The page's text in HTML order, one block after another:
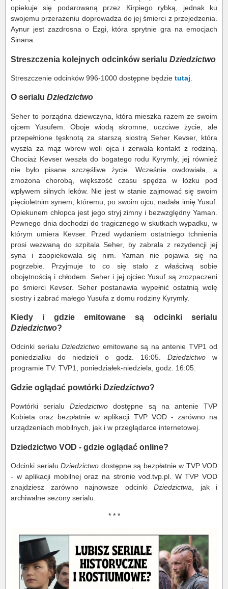
opiekuje się podarowaną przez Kirpiego rybką, jednak ku
swojemu przerażeniu doprowadza do jej śmierci z przejedzenia.
Aynur jest zazdrosna o Ezgi, która sprytnie gra na emocjach
Sinana.
Streszczenia kolejnych odcinków serialu Dziedzictwo
Streszczenie odcinków 996-1000 dostępne będzie tutaj
O serialu Dziedzictwo
Seher to porządna dziewczyna, która mieszka razem ze swoim
ojcem Yusufem. Oboje wiodą skromne, uczciwe życie, ale
przepełnione tęsknotą za starszą siostrą Seher Kevser, która
wyszła za mąż wbrew woli ojca i zerwała kontakt z rodziną.
Chociaż Kevser weszła do bogatego rodu Kyrymly, jej również
nie było pisane szczęśliwe życie. Wcześnie owdowiała, a
zmożona chorobą, większość czasu spędza w łóżku pod
wpływem silnych leków. Nie jest w stanie zajmować się swoim
pięcioletnim synem, któremu, po swoim ojcu, nadała imię Yusuf.
Opiekunem chłopca jest jego stryj zimny i bezwzględny Yaman.
Pewnego dnia dochodzi do tragicznego w skutkach wypadku, w
którym umiera Kevser. Przed wydaniem ostatniego tchnienia
prosi wezwaną do szpitala Seher, by zabrała z rezydencji jej
syna i zaopiekowała się nim. Yaman nie pojawia się na
pogrzebie. Przyjmuje to co się stało z właściwą sobie
obojętnością i chłodem. Seher i jej ojciec Yusuf są zrozpaczeni
po śmierci Kevser. Seher postanawia wypełnić ostatnią wolę
siostry i zabrać małego Yusufa z domu rodziny Kyrymly.
Kiedy i gdzie emitowane są odcinki serialu
Dziedzictwo?
Odcinki serialu Dziedzictwo emitowane są na antenie TVP1 od
poniedziałku do niedzieli o godz. 16:05. Dziedzictwow
programie TV: TVP1, poniedziałek-niedziela, godz. 16:05.
Gdzie oglądać powtórki Dziedzictwo?
Powtórki serialuDziedzictwo dostępne są na antenie TVP
Kobieta oraz bezpłatnie w aplikacji TVP VOD - zarówno na
urządzeniach mobilnych, jak i w przeglądarce internetowej.
Dziedzictwo VOD - gdzie oglądać online?
Odcinki serialu Dziedzictwo dostępne są bezpłatnie w TVP VOD
- w aplikacji mobilnej oraz na stronie vod.tvp.pl. W TVP VOD
znajdziesz zarówno najnowsze odcinki Dziedzictwa , jak i
archiwalne sezony serialu.
* * *